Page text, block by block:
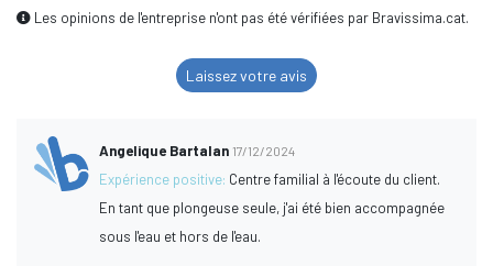
Les opinions de l'entreprise n'ont pas été vérifiées par Bravissima.cat.
Laissez votre avis
Angelique Bartalan 17/12/2024
Expérience positive: Centre familial à l'écoute du client.
En tant que plongeuse seule, j'ai été bien accompagnée
sous l'eau et hors de l'eau.